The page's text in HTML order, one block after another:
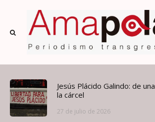
Jesús Plácido Galindo: de
la cárcel
27 de julio de 2026